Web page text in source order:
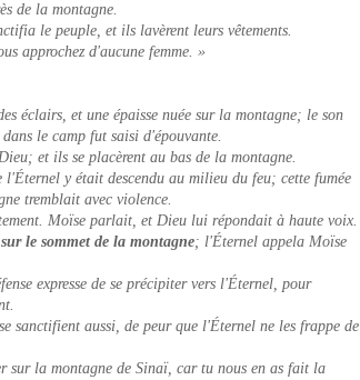
de la montagne.
le peuple, et ils lavèrent leurs vêtements.
approchez d'aucune femme. »
éclairs, et une épaisse nuée sur la montagne; le son
le camp fut saisi d'épouvante.
et ils se placèrent au bas de la montagne.
y était descendu au milieu du feu; cette fumée
tremblait avec violence.
Moïse parlait, et Dieu lui répondait à haute voix.
le sommet de la montagne; l'Éternel appela Moïse
expresse de se précipiter vers l'Éternel, pour
sanctifient aussi, de peur que l'Éternel ne les frappe de
la montagne de Sinaï, car tu nous en as fait la